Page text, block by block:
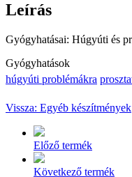
Leírás
Gyógyhatásai: Húgyúti és
Gyógyhatások
húgyúti problémákra
Vissza: Egyéb készítmények
Előző termék
Következő termék